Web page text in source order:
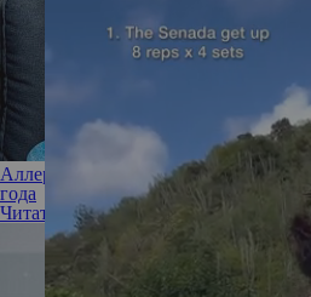
Аллергия зимой: основные причины
года
Читать полностью